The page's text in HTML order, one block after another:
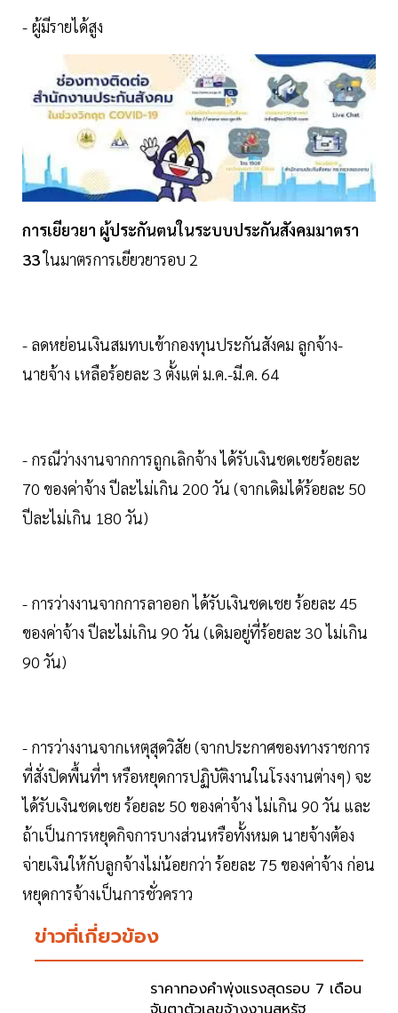
- ผู้มีรายได้สูง
การเยียวยา ผู้ประกันตนในระบบประกันสังคมมาตรา
33ในมาตรการเยียวยารอบ 2
- ลดหย่อนเงินสมทบเข้ากองทุนประกันสังคม ลูกจ้าง-
นายจ้าง เหลือร้อยละ 3 ตั้งแต่ ม.ค.-มี.ค. 64
- กรณีว่างงานจากการถูกเลิกจ้าง ได้รับเงินชดเชยร้อยละ
70 ของค่าจ้าง ปีละไม่เกิน 200 วัน (จากเดิมได้ร้อยละ 50
ปีละไม่เกิน 180 วัน)
- การว่างงานจากการลาออก ได้รับเงินชดเชย ร้อยละ 45
ของค่าจ้าง ปีละไม่เกิน 90 วัน (เดิมอยู่ที่ร้อยละ 30 ไม่เกิน
90 วัน)
- การว่างงานจากเหตุสุดวิสัย (จากประกาศของทางราชการ
ที่สั่งปิดพื้นที่ฯ หรือหยุดการปฏิบัติงานในโรงงานต่างๆ) จะ
ได้รับเงินชดเชย ร้อยละ 50 ของค่าจ้าง ไม่เกิน 90 วัน และ
ถ้าเป็นการหยุดกิจการบางส่วนหรือทั้งหมด นายจ้างต้อง
จ่ายเงินให้กับลูกจ้างไม่น้อยกว่า ร้อยละ 75 ของค่าจ้าง ก่อน
หยุดการจ้างเป็นการชั่วคราว
ข่าวที่เกี่ยวข้อง
ราคาทองคำพุ่งแรงสุดรอบ 7 เดือน